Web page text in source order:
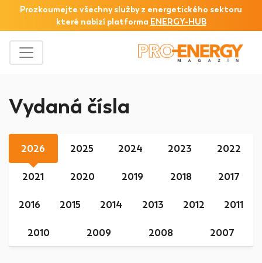
Prozkoumejte všechny služby z energetického sektoru
které nabízí platforma ENERGY-HUB
Vydaná čísla
2026 2025 2024 2023 2022
2021 2020 2019 2018 2017
2016 2015 2014 2013 2012 2011
2010 2009 2008 2007